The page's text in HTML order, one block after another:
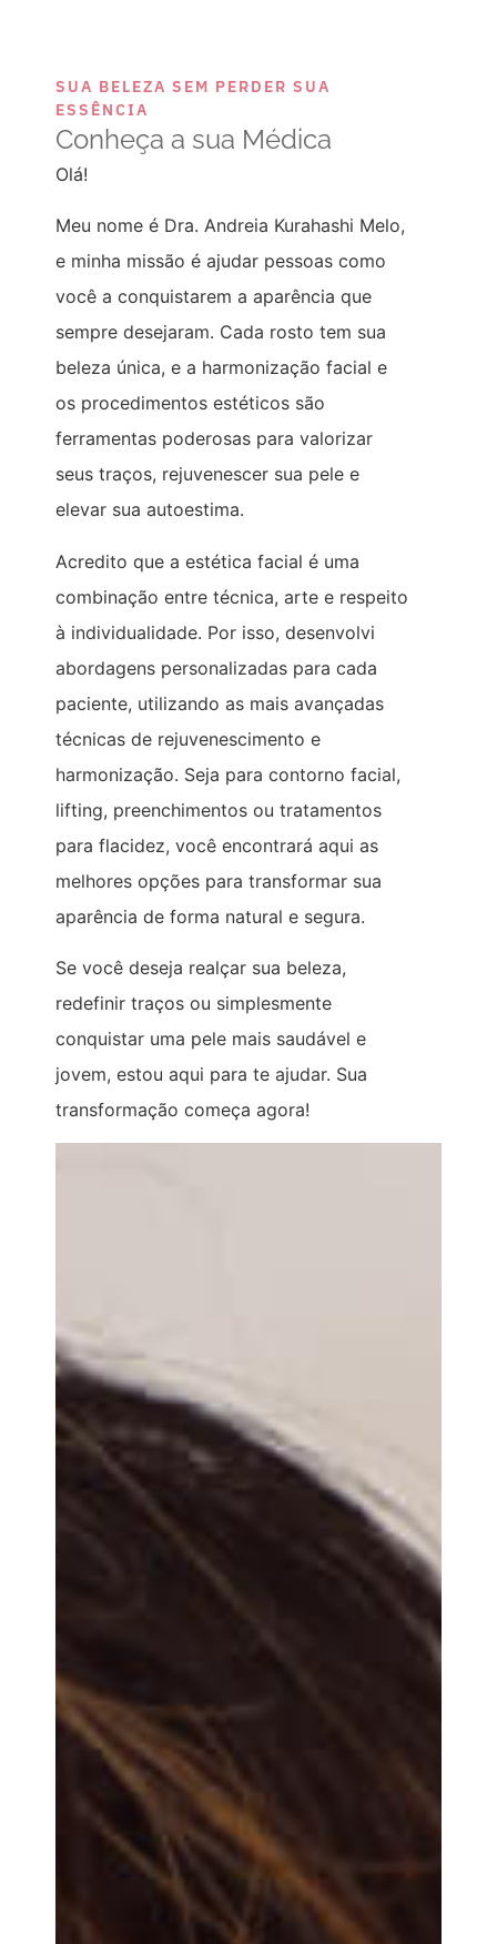
SUA BELEZA SEM PERDER SUA
ESSÊNCIA
Conheça a sua Médica
Olá!
Meu nome é Dra. Andreia Kurahashi Melo,
e minha missão é ajudar pessoas como
você a conquistarem a aparência que
sempre desejaram. Cada rosto tem sua
beleza única, e a harmonização facial e
os procedimentos estéticos são
ferramentas poderosas para valorizar
seus traços, rejuvenescer sua pele e
elevar sua autoestima.
Acredito que a estética facial é uma
combinação entre técnica, arte e respeito
à individualidade. Por isso, desenvolvi
abordagens personalizadas para cada
paciente, utilizando as mais avançadas
técnicas de rejuvenescimento e
harmonização. Seja para contorno facial,
lifting, preenchimentos ou tratamentos
para flacidez, você encontrará aqui as
melhores opções para transformar sua
aparência de forma natural e segura.
Se você deseja realçar sua beleza,
redefinir traços ou simplesmente
conquistar uma pele mais saudável e
jovem, estou aqui para te ajudar. Sua
transformação começa agora!